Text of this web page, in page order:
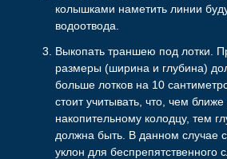
колышками наметить линии
водоотвода.
Выкопать траншею под лотки.
размеры (ширина и глубина)
больше лотков на 10
стоит учитывать, что, чем ближе
накопительному колодцу, тем
должна быть. В данном случае
уклон для беспрепятственного